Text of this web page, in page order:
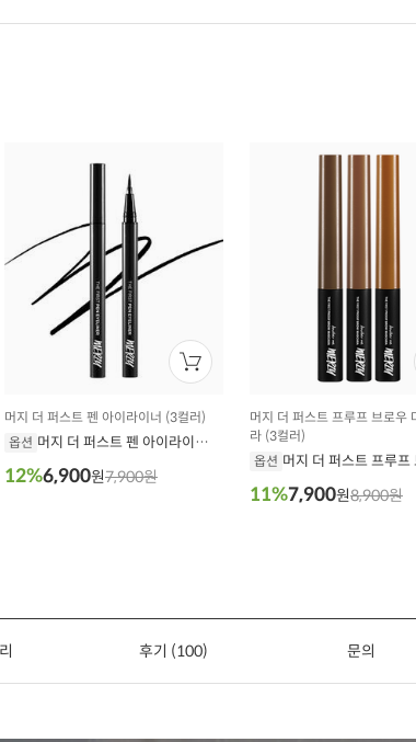
머지 더 퍼스트 펜 아이라이너 (3컬러)
옵션 머지 더 퍼스트 펜 아이라이너
12%6,900원7,900원
머지 더 퍼스트 프루프 브로우
라 (3컬러)
옵션 머지 더 퍼스트 프루프
11%7,900원8,900원
후기 (100) 문의